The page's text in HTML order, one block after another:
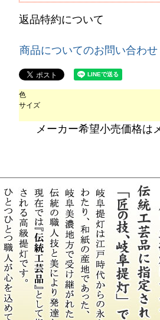
返品特約について
商品についてのお問い合わせ
色
サイズ
メーカー希望小売価格は